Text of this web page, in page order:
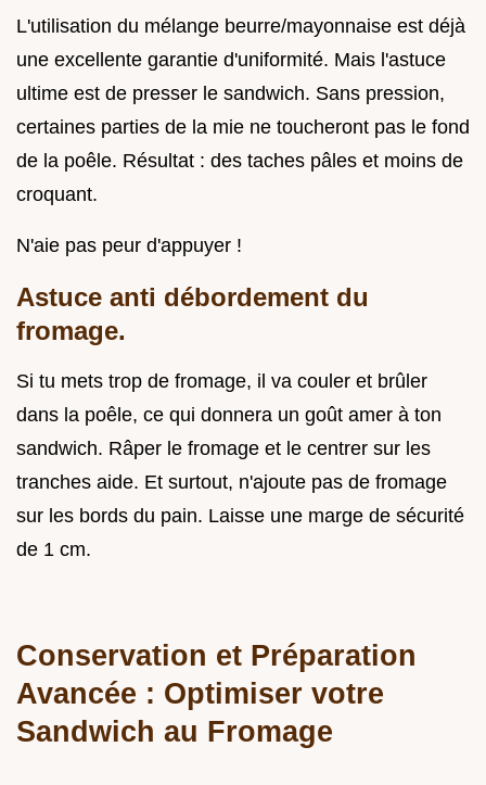
L'utilisation du mélange beurre/mayonnaise est déjà
une excellente garantie d'uniformité. Mais l'astuce
ultime est de presser le sandwich. Sans pression,
certaines parties de la mie ne toucheront pas le fond
de la poêle. Résultat : des taches pâles et moins de
croquant.
N'aie pas peur d'appuyer !
Astuce anti débordement du
fromage.
Si tu mets trop de fromage, il va couler et brûler
dans la poêle, ce qui donnera un goût amer à ton
sandwich. Râper le fromage et le centrer sur les
tranches aide. Et surtout, n'ajoute pas de fromage
sur les bords du pain. Laisse une marge de sécurité
de 1 cm.
Conservation et Préparation
Avancée : Optimiser votre
Sandwich au Fromage